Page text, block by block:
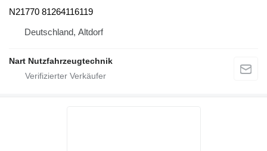
N21770 81264116119
Deutschland, Altdorf
Nart Nutzfahrzeugtechnik